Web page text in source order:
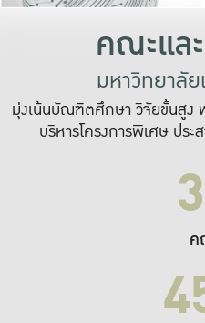
คณะแล
มหาวิทยาลั
มุ่งเน้นบัณฑิตศึกษา วิจัยขั้นสูง
บริหารโครงการพิเศษ ปร
ค